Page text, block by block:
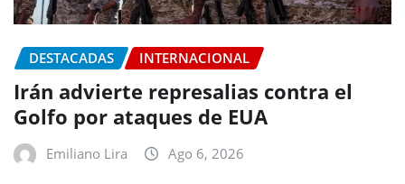
DESTACADAS INTERNACIONAL
Irán advierte represalias contra el
Golfo por ataques de EUA
Emiliano Lira Ago 6, 2026